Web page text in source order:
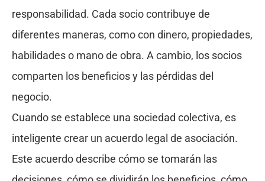
responsabilidad. Cada socio contribuye de
diferentes maneras, como con dinero, propiedades,
habilidades o mano de obra. A cambio, los socios
comparten los beneficios y las pérdidas del
negocio.
Cuando se establece una sociedad colectiva, es
inteligente crear un acuerdo legal de asociación.
Este acuerdo describe cómo se tomarán las